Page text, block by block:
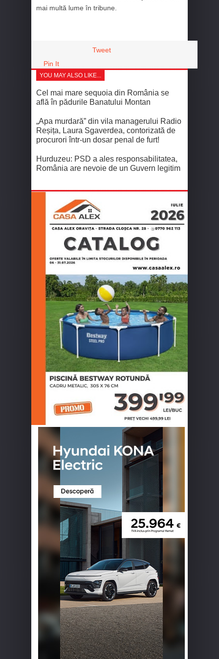
mai multă lume în tribune.
Tweet
Pin It
YOU MAY ALSO LIKE...
Cel mai mare sequoia din România se
află în pădurile Banatului Montan
„Apa murdară” din vila managerului Radio
Reșița, Laura Sgaverdea, contorizată de
procurori într-un dosar penal de furt!
Hurduzeu: PSD a ales responsabilitatea,
România are nevoie de un Guvern legitim